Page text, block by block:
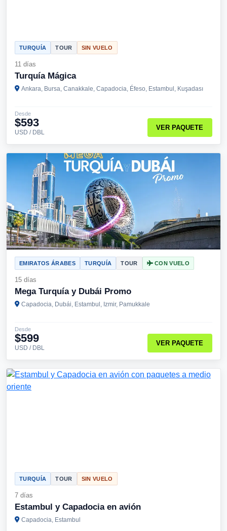
TURQUÍA TOUR SIN VUELO
11 días
Turquía Mágica
Ankara, Bursa, Canakkale, Capadocia, Éfeso, Estambul, Kuşadası
Desde
$593
USD / DBL
VER PAQUETE
EMIRATOS ÁRABES TURQUÍA TOUR CON VUELO
15 días
Mega Turquía y Dubái Promo
Capadocia, Dubái, Estambul, Izmir, Pamukkale
Desde
$599
USD / DBL
VER PAQUETE
TURQUÍA TOUR SIN VUELO
7 días
Estambul y Capadocia en avión
Capadocia, Estambul